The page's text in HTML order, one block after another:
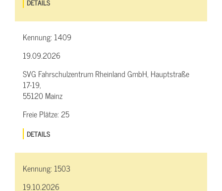
DETAILS
Kennung: 1409
19.09.2026
SVG Fahrschulzentrum Rheinland GmbH, Hauptstraße
17-19,
55120 Mainz
Freie Plätze:25
DETAILS
Kennung: 1503
19.10.2026